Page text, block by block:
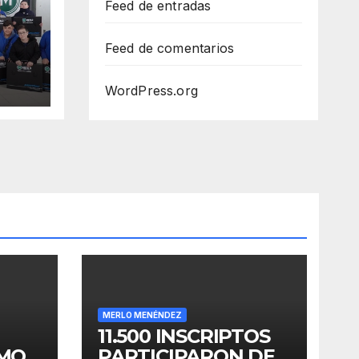
Feed de entradas
Feed de comentarios
WordPress.org
MERLO MENÉNDEZ
11.500 INSCRIPTOS